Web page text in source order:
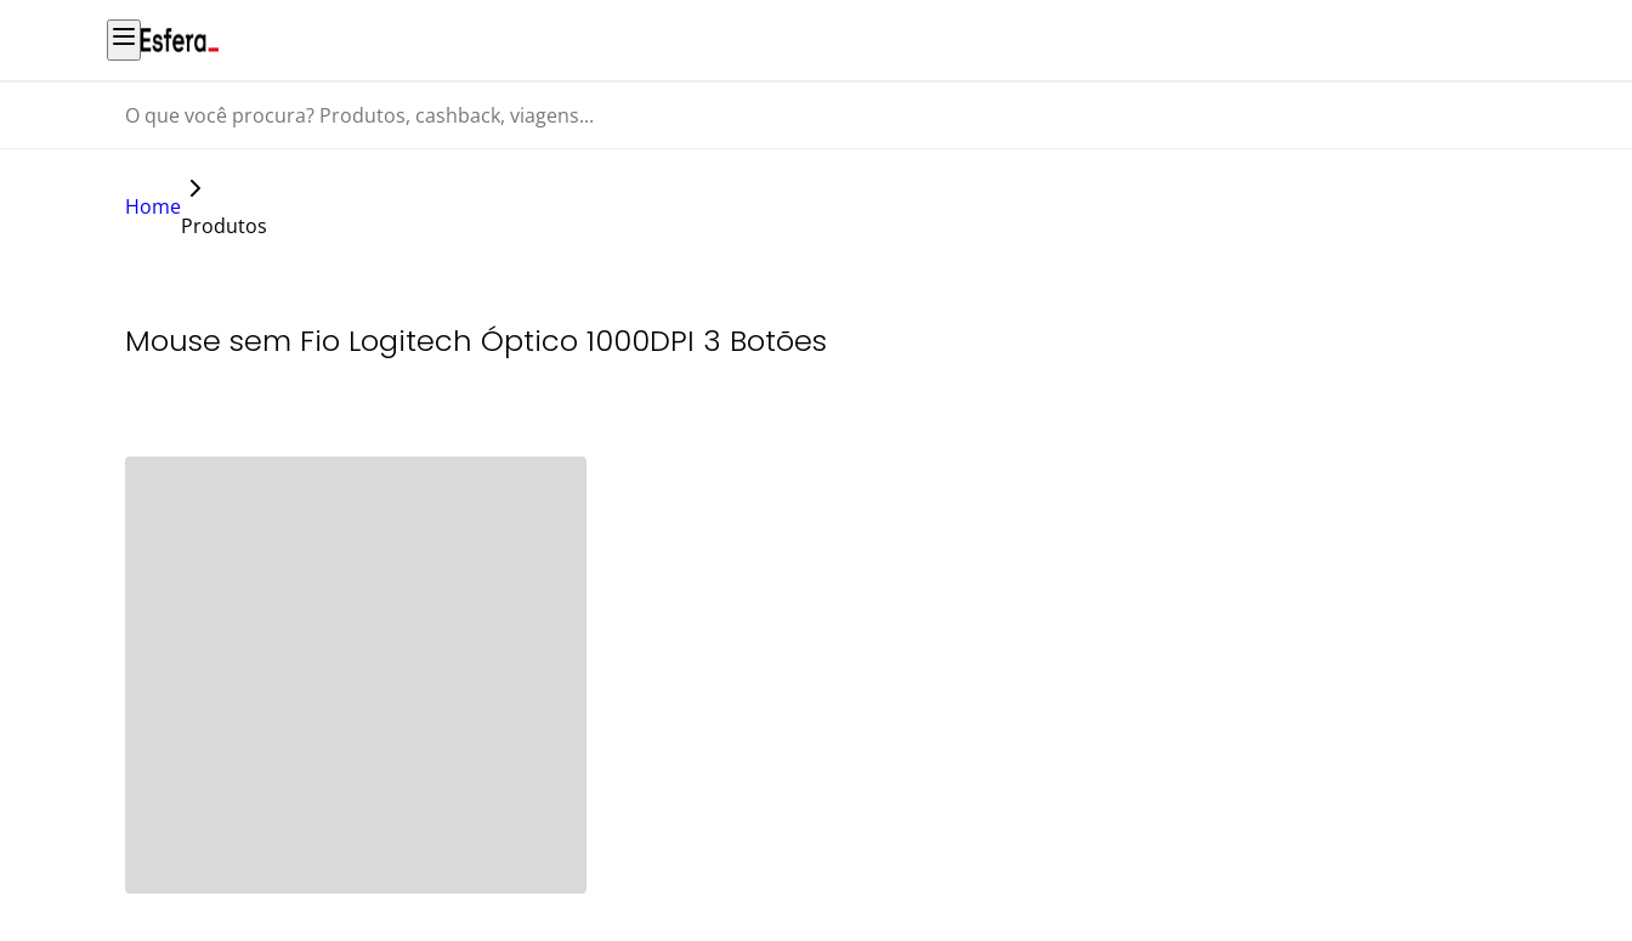
O que você procura? Produtos, cashback, viagens...
Home
Produtos
Mouse sem Fio Logitech Óptico 1000DPI 3 Botões